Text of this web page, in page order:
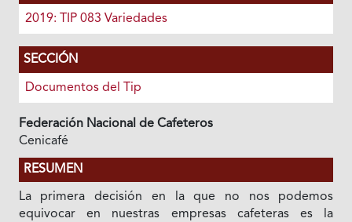
2019: TIP 083 Variedades
SECCIÓN
Documentos del Tip
Federación Nacional de Cafeteros
Cenicafé
RESUMEN
La primera decisión en la que no nos podemos
equivocar en nuestras empresas cafeteras es la